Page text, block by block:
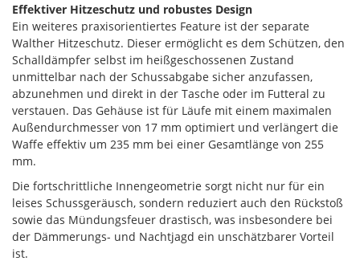
Effektiver Hitzeschutz und robustes Design
Ein weiteres praxisorientiertes Feature ist der separate
Walther Hitzeschutz. Dieser ermöglicht es dem Schützen, den
Schalldämpfer selbst im heißgeschossenen Zustand
unmittelbar nach der Schussabgabe sicher anzufassen,
abzunehmen und direkt in der Tasche oder im Futteral zu
verstauen. Das Gehäuse ist für Läufe mit einem maximalen
Außendurchmesser von 17 mm optimiert und verlängert die
Waffe effektiv um 235 mm bei einer Gesamtlänge von 255
mm.
Die fortschrittliche Innengeometrie sorgt nicht nur für ein
leises Schussgeräusch, sondern reduziert auch den Rückstoß
sowie das Mündungsfeuer drastisch, was insbesondere bei
der Dämmerungs- und Nachtjagd ein unschätzbarer Vorteil
ist.